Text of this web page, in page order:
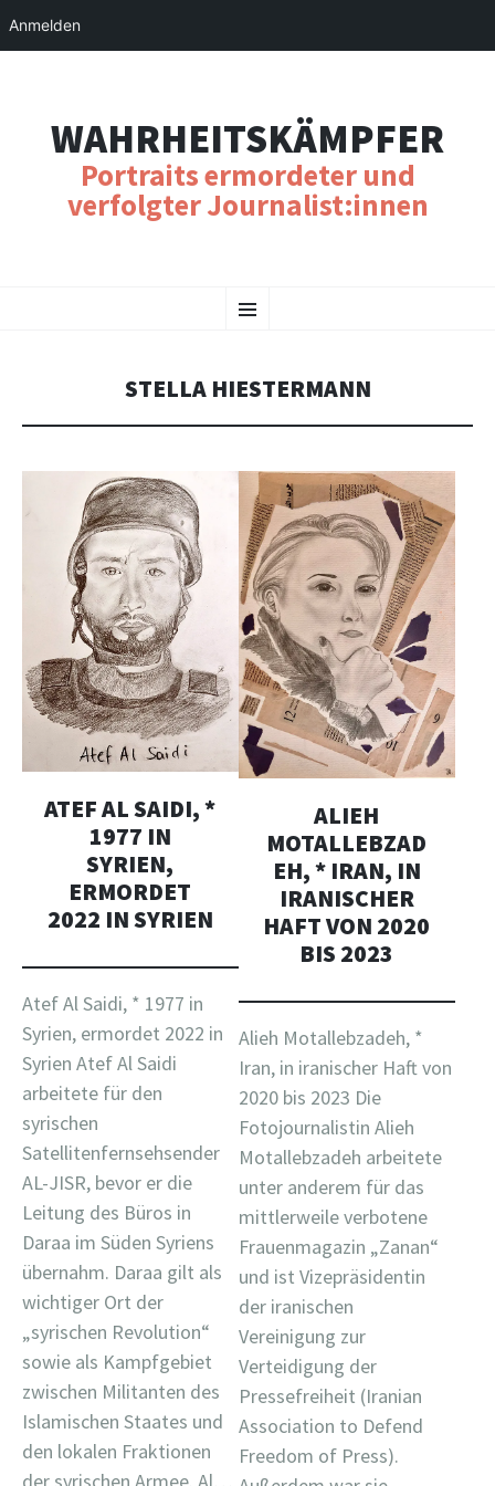
WAHRHEITSKÄMPFER
Portraits ermordeter und
verfolgter Journalist:innen
Menu
TO
STELLA HIESTERMANN
ATEF AL SAIDI, *
1977 IN
SYRIEN,
ERMORDET
2022 IN SYRIEN
Atef Al Saidi, * 1977 in
Syrien, ermordet 2022 in
Syrien Atef Al Saidi
arbeitete für den
syrischen
Satellitenfernsehsender
AL-JISR, bevor er die
Leitung des Büros in
Daraa im Süden Syriens
übernahm. Daraa gilt als
wichtiger Ort der
„syrischen Revolution“
sowie als Kampfgebiet
zwischen Militanten des
Islamischen Staates und
den lokalen Fraktionen
ALIEH
MOTALLEBZAD
EH, * IRAN, IN
IRANISCHER
HAFT VON 2020
BIS 2023
Alieh Motallebzadeh, *
Iran, in iranischer Haft von
2020 bis 2023 Die
Fotojournalistin Alieh
Motallebzadeh arbeitete
unter anderem für das
mittlerweile verbotene
Frauenmagazin „Zanan“
und ist Vizepräsidentin
der iranischen
Vereinigung zur
Verteidigung der
Pressefreiheit (Iranian
Association to Defend
Freedom of Press).
Anmelden